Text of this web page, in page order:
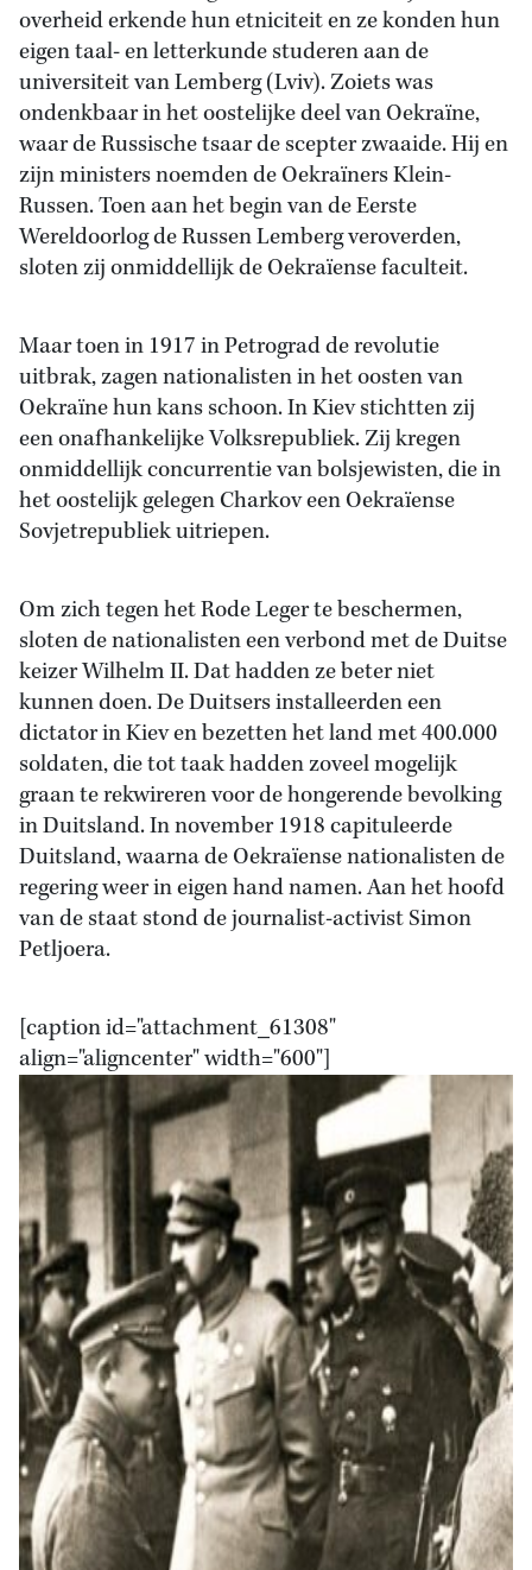
overheid erkende hun etniciteit en ze konden hun
eigen taal- en letterkunde studeren aan de
universiteit van Lemberg (Lviv). Zoiets was
ondenkbaar in het oostelijke deel van Oekraïne,
waar de Russische tsaar de scepter zwaaide. Hij en
zijn ministers noemden de Oekraïners Klein-
Russen. Toen aan het begin van de Eerste
Wereldoorlog de Russen Lemberg veroverden,
sloten zij onmiddellijk de Oekraïense faculteit.
Maar toen in 1917 in Petrograd de revolutie
uitbrak, zagen nationalisten in het oosten van
Oekraïne hun kans schoon. In Kiev stichtten zij
een onafhankelijke Volksrepubliek. Zij kregen
onmiddellijk concurrentie van bolsjewisten, die in
het oostelijk gelegen Charkov een Oekraïense
Sovjetrepubliek uitriepen.
Om zich tegen het Rode Leger te beschermen,
sloten de nationalisten een verbond met de Duitse
keizer Wilhelm II. Dat hadden ze beter niet
kunnen doen. De Duitsers installeerden een
dictator in Kiev en bezetten het land met 400.000
soldaten, die tot taak hadden zoveel mogelijk
graan te rekwireren voor de hongerende bevolking
in Duitsland. In november 1918 capituleerde
Duitsland, waarna de Oekraïense nationalisten de
regering weer in eigen hand namen. Aan het hoofd
van de staat stond de journalist-activist Simon
Petljoera.
[caption id="attachment_61308"
align="aligncenter" width="600"]